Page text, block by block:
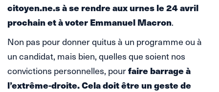
citoyen.ne.s à se rendre aux urnes le 24 avril
prochain et à voter Emmanuel Macron.
Non pas pour donner quitus à un programme ou à
un candidat, mais bien, quelles que soient nos
convictions personnelles, pourfaire barrage à
l’extrême-droite. Cela doit être un geste de